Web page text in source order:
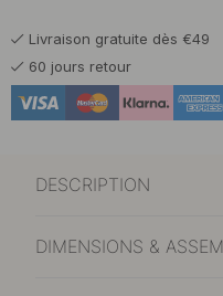
Laiton poli
Livraison gratuite dès €49
60 jours retour
DESCRIPTION
DIMENSIONS &